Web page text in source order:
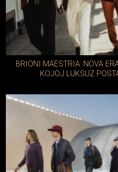
BRIONI MAESTRIA: NOVA
KOJOJ LUKSUZ